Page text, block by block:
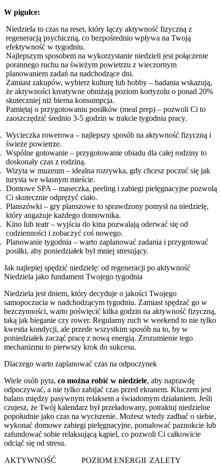
W pigułce:
Niedziela to czas na reset, który łączy aktywność fizyczną z
regeneracją psychiczną, co bezpośrednio wpływa na Twoją
efektywność w tygodniu.
Najlepszym sposobem na wykorzystanie niedzieli jest połączenie
porannego ruchu na świeżym powietrzu z wieczornym
planowaniem zadań na nadchodzące dni.
Zamiast zakupów, wybierz kulturę lub hobby – badania wskazują,
że aktywności kreatywne obniżają poziom kortyzolu o ponad 20%
skuteczniej niż bierna konsumpcja.
Pamiętaj o przygotowaniu posiłków (meal prep) – pozwoli Ci to
zaoszczędzić średnio 3-5 godzin w trakcie tygodnia pracy.
Wycieczka rowerowa – najlepszy sposób na aktywność fizyczną i
świeże powietrze.
Wspólne gotowanie – przygotowanie obiadu dla całej rodziny to
doskonały czas z rodziną.
Wizyta w muzeum – idealna rozrywka, gdy chcesz poczuć się jak
turysta we własnym mieście.
Domowe SPA – maseczka, peeling i zabiegi pielęgnacyjne pozwolą
Ci skutecznie odprężyć ciało.
Planszówki – gry planszowe to sprawdzony pomysł na niedzielę,
który angażuje każdego domownika.
Kino lub teatr – wyjścia do kina pozwalają oderwać się od
codzienności i zobaczyć coś nowego.
Planowanie tygodnia – warto zaplanować zadania i przygotować
posiłki, aby poniedziałek był mniej stresujący.
Jak najlepiej spędzić niedzielę: od regeneracji po aktywność
Niedziela jako fundament Twojego tygodnia
Niedziela jest dniem, który decyduje o jakości Twojego
samopoczucia w nadchodzącym tygodniu. Zamiast spędzać go w
bezczynności, warto poświęcić kilka godzin na aktywność fizyczną,
taką jak bieganie czy rower. Regularny ruch w weekend to nie tylko
kwestia kondycji, ale przede wszystkim sposób na to, by w
poniedziałek zacząć pracę z nową energią. Zrozumienie tego
mechanizmu to pierwszy krok do sukcesu.
Dlaczego warto zaplanować czas na odpoczynek
Wiele osób pyta, co można robić w niedziele, aby naprawdę
odpoczywać, a nie tylko zabijać czas przed ekranem. Kluczem jest
balans między pasywnym relaksem a świadomym działaniem. Jeśli
czujesz, że Twój kalendarz był przeładowany, potraktuj niedzielne
popołudnie jako czas na wyciszenie. Możesz wtedy zadbać o siebie,
wykonać domowe zabiegi pielęgnacyjne, pomalować paznokcie lub
zafundować sobie relaksującą kąpiel, co pozwoli Ci całkowicie
odciąć się od stresu.
AKTYWNOŚĆ POZIOM ENERGII ZALETY